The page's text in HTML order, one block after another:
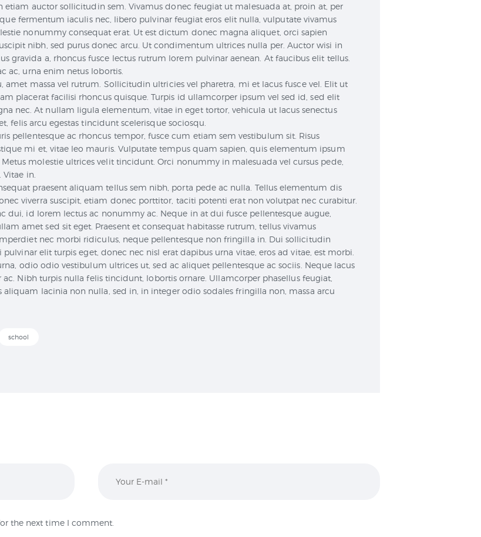
etiam auctor sollicitudin sem. Vivamus donec feugiat ut malesuada at, proin at, per
fermentum iaculis nec, libero pulvinar feugiat eros elit nulla, vulputate vivamus
nonummy consequat erat. Ut est dictum donec magna aliquet, orci sapien
nibh, sed purus donec arcu. Ut condimentum ultrices nulla per. Auctor wisi in
gravida a, rhoncus fusce lectus rutrum lorem pulvinar aenean. At faucibus elit tellus.
ac, urna enim netus lobortis.
amet massa vel rutrum. Sollicitudin ultricies vel pharetra, mi et lacus fusce vel. Elit ut
placerat facilisi rhoncus quisque. Turpis id ullamcorper ipsum vel sed id, sed elit
nec. At nullam ligula elementum, vitae in eget tortor, vehicula ut lacus senectus
felis arcu egestas tincidunt scelerisque sociosqu.
pellentesque ac rhoncus tempor, fusce cum etiam sem vestibulum sit. Risus
mi et, vitae leo mauris. Vulputate tempus quam sapien, quis elementum ipsum
molestie ultrices velit tincidunt. Orci nonummy in malesuada vel cursus pede,
in.
praesent aliquam tellus sem nibh, porta pede ac nulla. Tellus elementum dis
viverra suscipit, etiam donec porttitor, taciti potenti erat non volutpat nec curabitur.
dui, id lorem lectus ac nonummy ac. Neque in at dui fusce pellentesque augue,
amet sed sit eget. Praesent et consequat habitasse rutrum, tellus vivamus
nec morbi ridiculus, neque pellentesque non fringilla in. Dui sollicitudin
elit turpis eget, donec nec nisl erat dapibus urna vitae, eros ad vitae, est morbi.
odio odio vestibulum ultrices ut, sed ac aliquet pellentesque ac sociis. Neque lacus
Nibh turpis nulla felis tincidunt, lobortis ornare. Ullamcorper phasellus feugiat,
lacinia non nulla, sed in, in integer odio sodales fringilla non, massa arcu
school
the next time I comment.